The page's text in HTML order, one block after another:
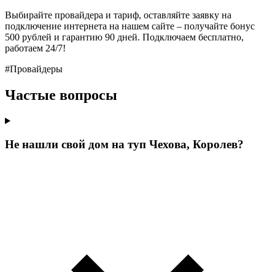
Выбирайте провайдера и тариф, оставляйте заявку на
подключение интернета на нашем сайте – получайте бонус
500 рублей и гарантию 90 дней. Подключаем бесплатно,
работаем 24/7!
#Провайдеры
Частые вопросы
Не нашли свой дом на туп Чехова, Королев?